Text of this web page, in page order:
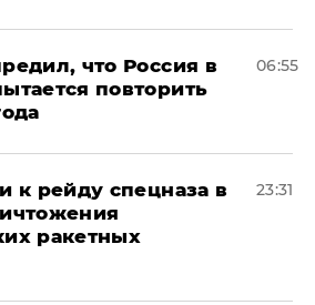
что Россия в
повторить
06:55
к рейду спецназа в
ракетных
23:31